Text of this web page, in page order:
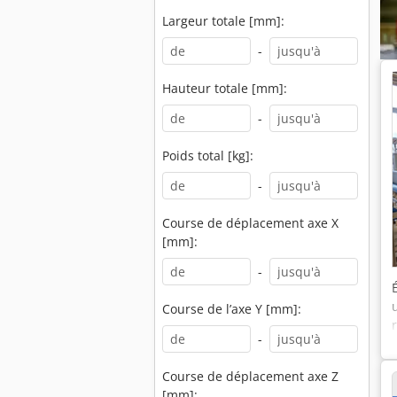
Largeur totale [mm]:
-
Hauteur totale [mm]:
-
Poids total [kg]:
-
Course de déplacement axe X
[mm]:
-
Course de l’axe Y [mm]:
-
Course de déplacement axe Z